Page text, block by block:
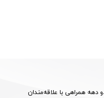
دهه همراهی با علاقه‌مندان